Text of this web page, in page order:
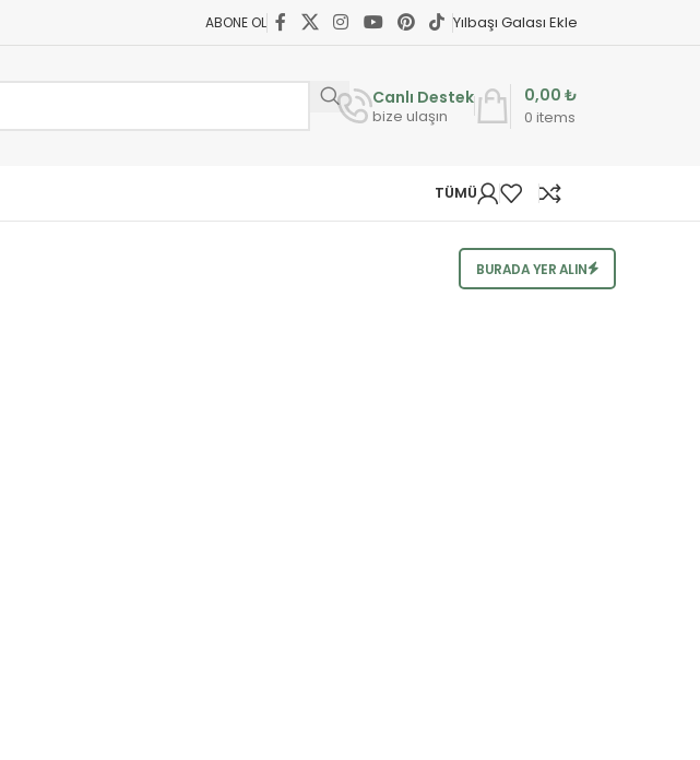
ABONE OL Yılbaşı Galası Ekle
Canlı Destek
bize ulaşın 0 items
0,00 ₺
TÜMÜ
BURADA YER ALIN